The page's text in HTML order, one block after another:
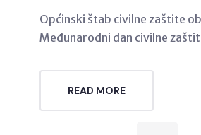
Općinski štab civilne zaštite
Međunarodni dan civilne
READ MORE